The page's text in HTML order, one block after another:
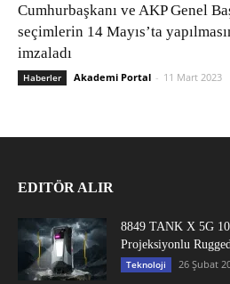
Cumhurbaşkanı ve AKP Genel
seçimlerin 14 Mayıs’ta
imzaladı
Haberler Akademi Portal - 11 Mart 2023
EDITÖR ALIR
8849 TANK X 5G
Projeksiyonlu
Teknoloji 26 Şubat